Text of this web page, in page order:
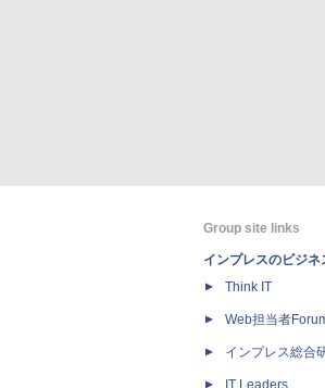
Group site links
インプレスのビジネ
Think IT
Web担当者
インプレス総合
IT Leaders